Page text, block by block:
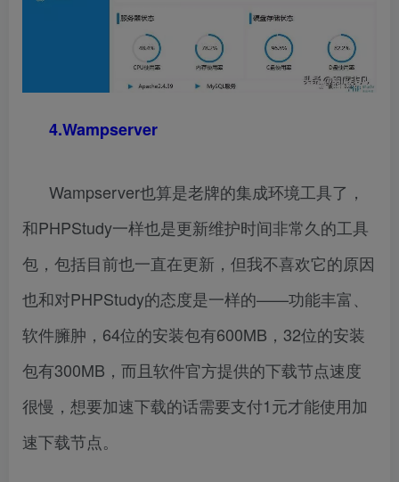
4.Wampserver
Wampserver也算是老牌的集成环境工具了，
和PHPStudy一样也是更新维护时间非常久的工具
包，包括目前也一直在更新，但我不喜欢它的原因
也和对PHPStudy的态度是一样的——功能丰富、
软件臃肿，64位的安装包有600MB，32位的安装
包有300MB，而且软件官方提供的下载节点速度
很慢，想要加速下载的话需要支付1元才能使用加
速下载节点。